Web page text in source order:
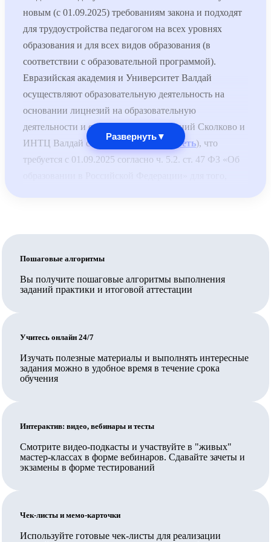
новым (с 01.09.2025) требованиям закона и подходят
для трудоустройства педагогом на всех уровнях
образования и для всех видов образования (в
соответствии с образовательной программой).
Евразийская академия и Университет Валдай
осуществляют образовательную деятельность на
основании лицнезий на образовательную
деятельности и специальных разрешений Сколково и
ИНТЦ Валдай соответственно ( смотреть), что
требуется с 01.09.2025 согласно ч. 5.2. ст. 47 ФЗ «Об
по общеобразовательным программам недостаточно,
чтобы организация, выдавшая документ, была на
территории Сколково или ИНТЦ или была их
требуется соответствие организации требованиям ч.
5.2. ст. 47 указанного закона, включая специальное
разрешение.
Ваш работодатель также может заключить прямой
Вносятся ли данные в ФИС ФРДО?
Какое количество часов выбрать и в чем отличие
программ?
Развернуть▼
Пошаговые алгоритмы
Вы получите пошаговые алгоритмы выполнения
заданий практики и итоговой аттестации
Учитесь онлайн 24/7
Изучать полезные материалы и выполнять интересные
задания можно в удобное время в течение срока
обучения
Интерактив: видео, вебинары и тесты
Смотрите видео-подкасты и участвуйте в "живых"
мастер-классах в форме вебинаров. Сдавайте зачеты и
экзамены в форме тестирований
Чек-листы и мемо-карточки
Используйте готовые чек-листы для реализации